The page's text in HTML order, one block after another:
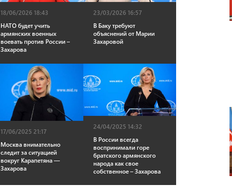
18/06/2026 18:43
НАТО будет учить
армянских военных
воевать против России –
Захарова
23/03/2026 16:57
В Баку требуют
объяснений от Марии
Захаровой
17/06/2025 21:17
Москва внимательно
следит за ситуацией
вокруг Карапетяна —
Захарова
24/04/2025 14:32
В России всегда
воспринимали горе
братского армянского
народа как свое
собственное – Захарова